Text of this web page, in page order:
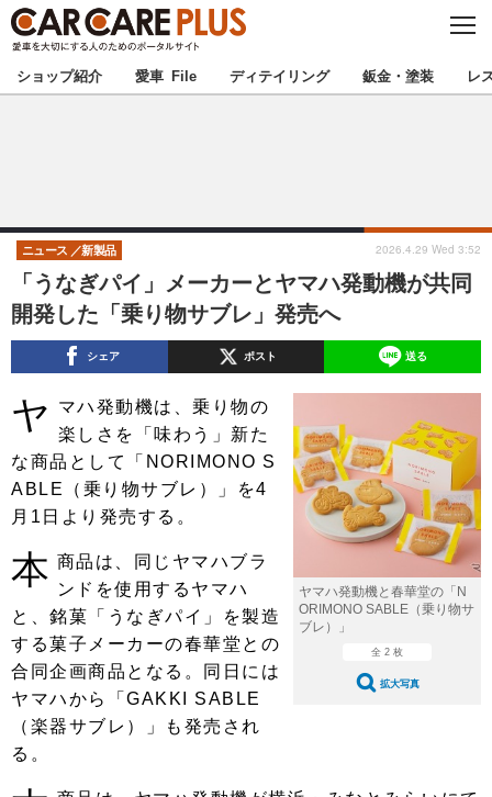
C
S
E
★カーケアプラス認定★ 厳選プロショップを地域から探す
甲信越 北陸
東海 関西
中国 四国
九州
注目の記事
ショップレポート 愛車 File
ストップ！不具合修理＆粗悪修理
鈑金・塗装
ディテイリング
洗車
ヘッドライト磨き コーティング
フィルム・ラッピング
小キズ直し 防錆
特集記事
ストップ 不具合修理＆粗悪修理
カーメーカー「旧車」関連プロジェ
クト
コラム
ショップ紹介
ショップレポート プロショップ検索
レストア
カーメーカー「旧車」関連プロジ
イベント
ショップ紹介 愛車 File ディテイリング 鈑金・塗装 レ
「うなぎパイ」メーカーとヤマハ発動機が共同
開発した「乗り物サブレ」発売へ
ニュース 新製品 2026.4.29 Wed 3:52
シェア ポスト 送る
ヤマハ発動機と春華堂の「N
ORIMONO SABLE（乗り物サ
ブレ）」
全 2 枚
拡大写真
ヤ
マハ発動機は、乗り物の
楽しさを「味わう」新た
な商品として「NORIMONO S
ABLE（乗り物サブレ）」を4
月1日より発売する。
本 商品は、同じヤマハブラ
ンドを使用するヤマハ
と、銘菓「うなぎパイ」を製造
する菓子メーカーの春華堂との
合同企画商品となる。同日には
ヤマハから「GAKKI SABLE
（楽器サブレ）」も発売され
る。